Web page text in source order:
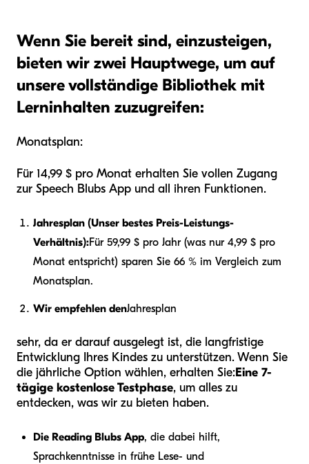
Wenn Sie bereit sind, einzusteigen,
bieten wir zwei Hauptwege, um auf
unsere vollständige Bibliothek mit
Lerninhalten zuzugreifen:
Monatsplan:
Für 14,99 $ pro Monat erhalten Sie vollen Zugang
zur Speech Blubs App und all ihren Funktionen.
Jahresplan (Unser bestes Preis-Leistungs-
Verhältnis):Für 59,99 $ pro Jahr (was nur 4,99 $ pro
Monat entspricht) sparen Sie 66 % im Vergleich zum
Monatsplan.
Wir empfehlen denJahresplan
sehr, da er darauf ausgelegt ist, die langfristige
Entwicklung Ihres Kindes zu unterstützen. Wenn Sie
die jährliche Option wählen, erhalten Sie:Eine 7-
tägige kostenlose Testphase, um alles zu
entdecken, was wir zu bieten haben.
Die Reading Blubs App, die dabei hilft,
Sprachkenntnisse in frühe Lese- und